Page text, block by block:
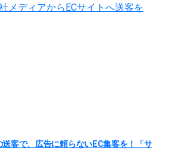
客で、広告に頼らないEC集客を！「サ